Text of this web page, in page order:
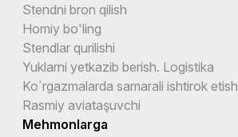
Stendni bron qilish
Homiy bo'ling
Stendlar qurilishi
Yuklarni yetkazib berish. Logistika
Ko`rgazmalarda samarali ishtirok etish
Rasmiy aviataşuvchi
Mehmonlarga